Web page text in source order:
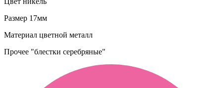
Размер 17мм
Материал цветной металл
Прочее "блестки серебряные"